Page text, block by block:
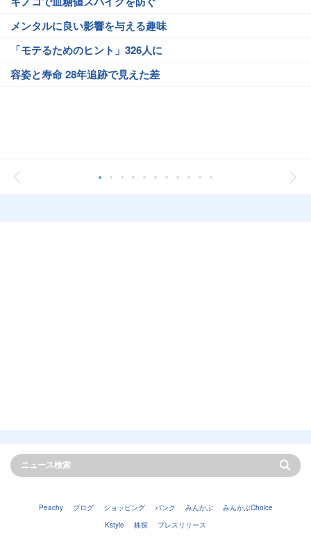
メンタルに良い影響を与える趣味
「モテるためのヒント」326人に
容姿と寿命 28年追跡で見えた差
Peachy ブログ ショッピング バンク みんかぶ
みんかぶChoice
Kstyle
株探 プレスリリース